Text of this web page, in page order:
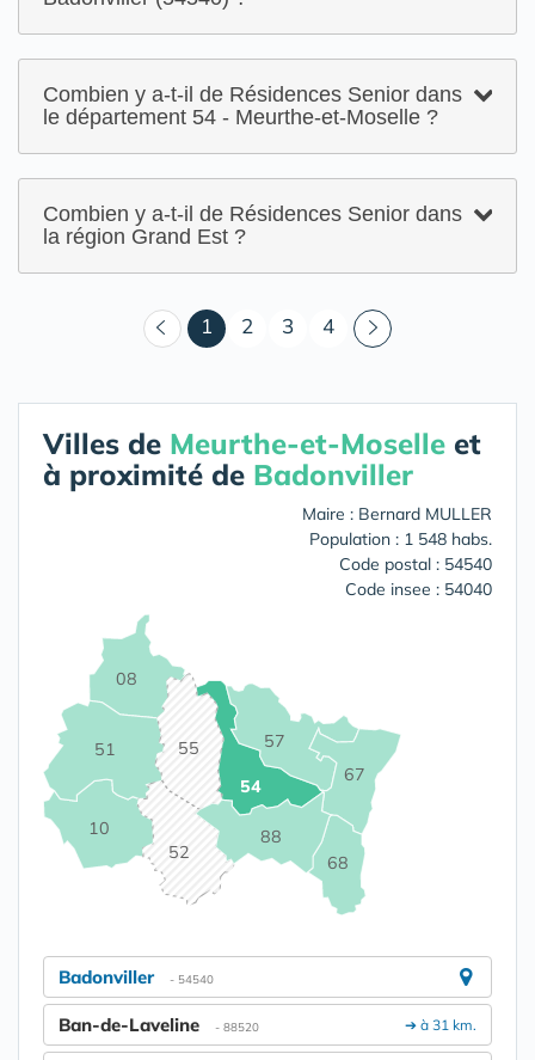
Combien y a-t-il de Résidences Senior dans
le département 54 - Meurthe-et-Moselle ?
Combien y a-t-il de Résidences Senior dans
la région Grand Est ?
1 (courant)
2 3 4
Villes de Meurthe-et-Moselle et
à proximité de Badonviller
Maire : Bernard MULLER
Population : 1 548 habs.
Code postal : 54540
Code insee : 54040
08
10
51
52
54
55 57
67
68
88
Badonviller - 54540
➔ à 31 km.
Ban-de-Laveline - 88520